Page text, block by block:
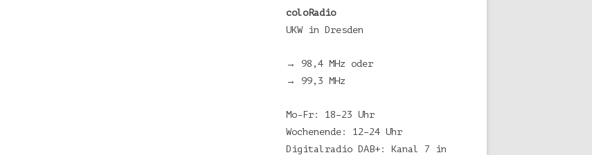
coloRadio
UKW in Dresden
→ 98,4 MHz oder
→ 99,3 MHz
Mo-Fr: 18–23 Uhr
Wochenende: 12–24 Uhr
Digitalradio DAB+: Kanal 7 in